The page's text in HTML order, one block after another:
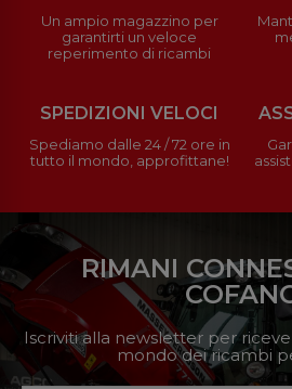
Un ampio magazzino per
garantirti un veloce
reperimento di ricambi
SPEDIZIONI VELOCI
Spediamo dalle 24 / 72 ore in
tutto il mondo, approfittane!
RIMANI
Iscriviti alla newsletter per
mondo dei ricambi